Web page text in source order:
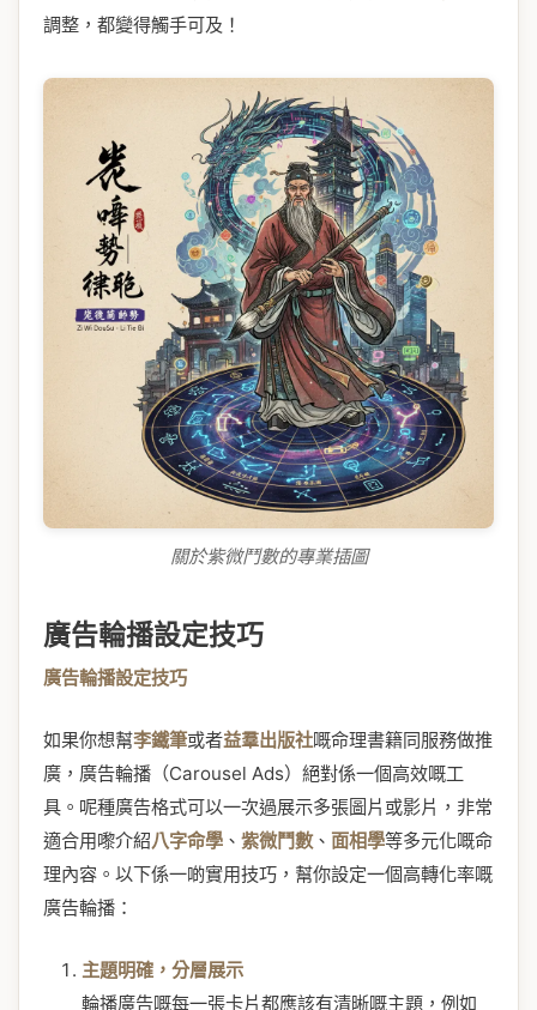
調整，都變得觸手可及！
關於紫微鬥數的專業插圖
廣告輪播設定技巧
廣告輪播設定技巧
如果你想幫李鐵筆或者益羣出版社嘅命理書籍同服務做推
廣，廣告輪播（Carousel Ads）絕對係一個高效嘅工
具。呢種廣告格式可以一次過展示多張圖片或影片，非常
適合用嚟介紹八字命學 、 紫微鬥數、 面相學等多元化嘅命
理內容。以下係一啲實用技巧，幫你設定一個高轉化率嘅
廣告輪播：
主題明確，分層展示
輪播廣告嘅每一張卡片都應該有清晰嘅主題，例如